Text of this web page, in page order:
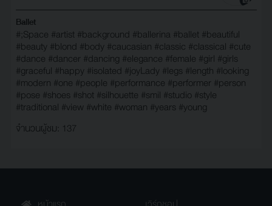
Ballet
#;Space #artist #background #ballerina #ballet #beautiful
#beauty #blond #body #caucasian #classic #classical #cute
#dance #dancer #dancing #elegance #female #girl #girls
#graceful #happy #isolated #joyLady #legs #length #looking
#modern #one #people #performance #performer #person
#pose #shoes #shot #silhouette #smil #studio #style
#traditional #view #white #woman #years #young
จำนวนผู้ชม: 137